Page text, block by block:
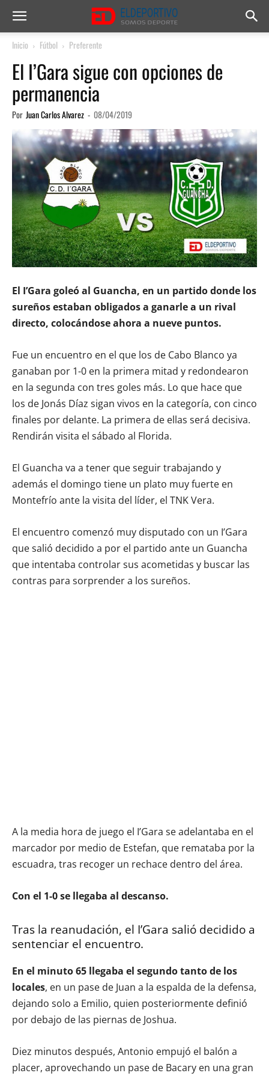
Inicio Fútbol Preferente
El I’Gara sigue con opciones de
permanencia
Por Juan Carlos Alvarez - 08/04/2019
El I’Gara goleó al Guancha, en un partido donde los
sureños estaban obligados a ganarle a un rival
directo, colocándose ahora a nueve puntos.
Fue un encuentro en el que los de Cabo Blanco ya
ganaban por 1-0 en la primera mitad y redondearon
en la segunda con tres goles más. Lo que hace que
los de Jonás Díaz sigan vivos en la categoría, con cinco
finales por delante. La primera de ellas será decisiva.
Rendirán visita el sábado al Florida.
El Guancha va a tener que seguir trabajando y
además el domingo tiene un plato muy fuerte en
Montefrío ante la visita del líder, el TNK Vera.
El encuentro comenzó muy disputado con un I’Gara
que salió decidido a por el partido ante un Guancha
que intentaba controlar sus acometidas y buscar las
contras para sorprender a los sureños.
A la media hora de juego el I’Gara se adelantaba en el
marcador por medio de Estefan, que remataba por la
escuadra, tras recoger un rechace dentro del área.
Con el 1-0 se llegaba al descanso.
Tras la reanudación, el I’Gara salió decidido a
sentenciar el encuentro.
En el minuto 65 llegaba el segundo tanto de los
locales, en un pase de Juan a la espalda de la defensa,
dejando solo a Emilio, quien posteriormente definió
por debajo de las piernas de Joshua.
Diez minutos después, Antonio empujó el balón a
placer, aprovechando un pase de Bacary en una gran